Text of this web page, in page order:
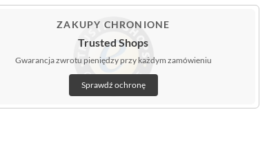
ZAKUPY CHRONIONE
Trusted Shops
Gwarancja zwrotu pieniędzy przy każdym zamówieniu
Sprawdź ochronę